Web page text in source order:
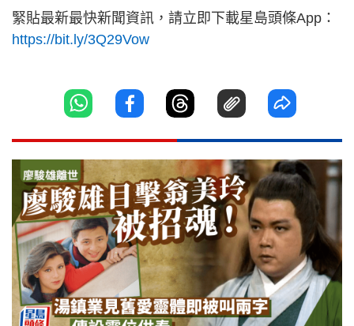
緊貼最新最快新聞資訊，請立即下載星島頭條App：
https://bit.ly/3Q29Vow